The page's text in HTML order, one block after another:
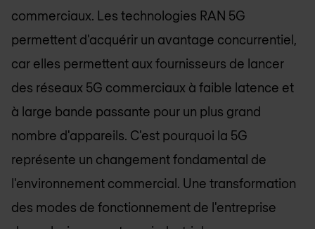
commerciaux. Les technologies RAN 5G
permettent d'acquérir un avantage concurrentiel,
car elles permettent aux fournisseurs de lancer
des réseaux 5G commerciaux à faible latence et
à large bande passante pour un plus grand
nombre d'appareils. C'est pourquoi la 5G
représente un changement fondamental de
l'environnement commercial. Une transformation
des modes de fonctionnement de l'entreprise